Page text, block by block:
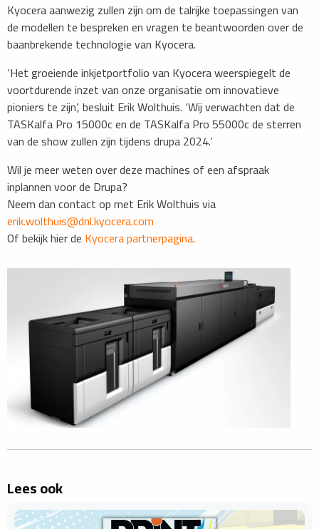
Kyocera aanwezig zullen zijn om de talrijke toepassingen van
de modellen te bespreken en vragen te beantwoorden over de
baanbrekende technologie van Kyocera.
‘Het groeiende inkjetportfolio van Kyocera weerspiegelt de
voortdurende inzet van onze organisatie om innovatieve
pioniers te zijn’, besluit Erik Wolthuis. ‘Wij verwachten dat de
TASKalfa Pro 15000c en de TASKalfa Pro 55000c de sterren
van de show zullen zijn tijdens drupa 2024.’
Wil je meer weten over deze machines of een afspraak
inplannen voor de Drupa?
Neem dan contact op met Erik Wolthuis via
erik.wolthuis@dnl.kyocera.com
Of bekijk hier de Kyocera partnerpagina.
Lees ook